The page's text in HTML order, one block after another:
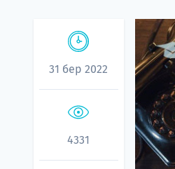
31 бер 2022
4331